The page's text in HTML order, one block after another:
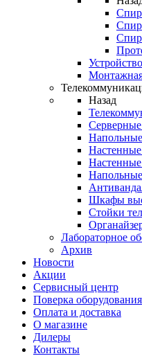
Назад
Шкафы
Стойки
Лабораторное
Архив
Новости
Акции
Сервисный центр
Поверка оборудования
Оплата и доставка
О магазине
Дилеры
Контакты